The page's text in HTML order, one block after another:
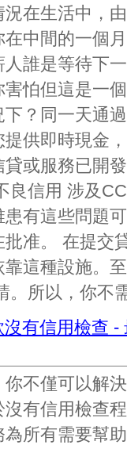
在生活中，
中間的一個
誰是等待下
怕但這是一
？同一天通
供即時現金
或服務已開
良信用 涉及
有這些問題
准。 在提交
這種設施。
。所以，你不
沒有信用檢查 -
不僅可以解
有信用檢查
所有需要幫